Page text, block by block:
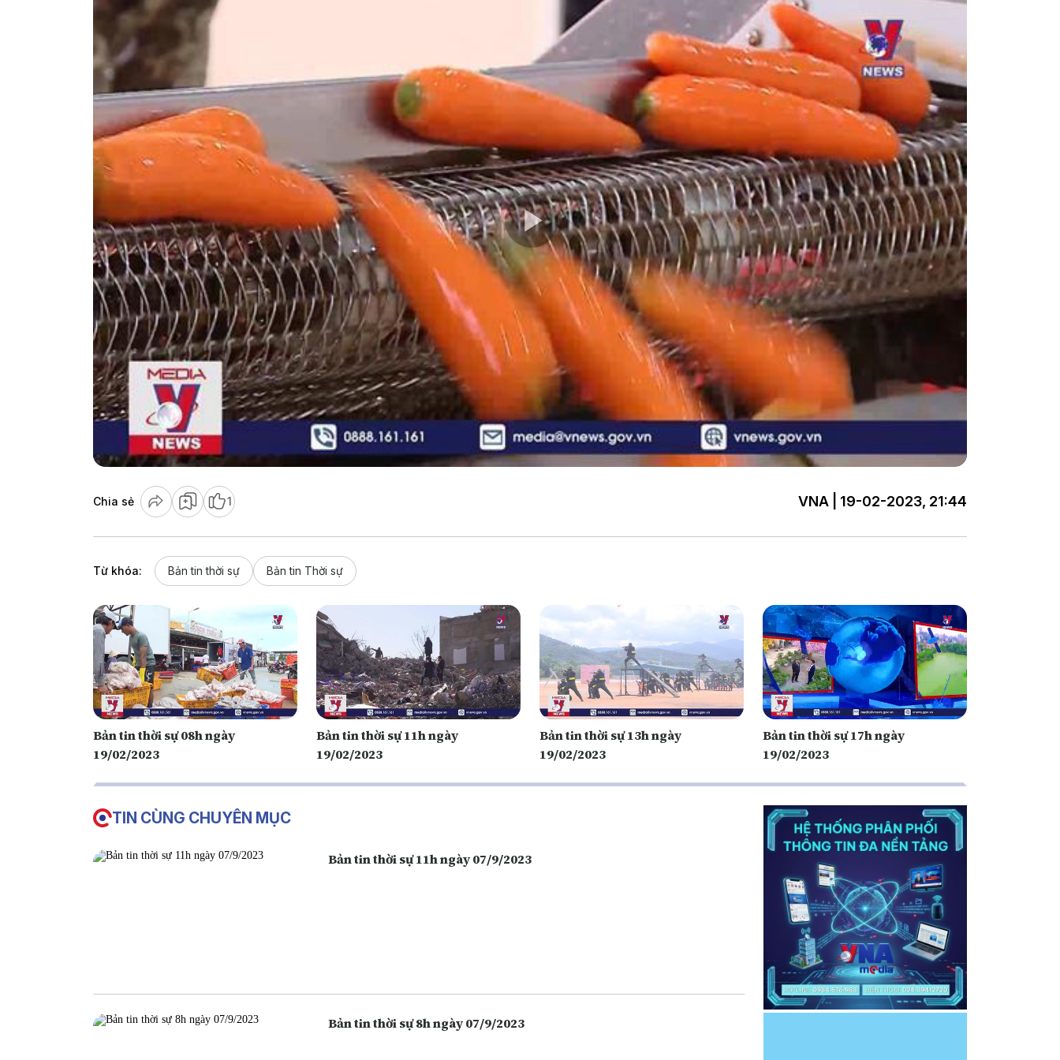
Play
Video
Chia sẻ 1 VNA | 19-02-2023, 21:44
Từ khóa: Bản tin thời sự Bản tin Thời sự
Bản tin thời sự 08h ngày
19/02/2023
Bản tin thời sự 11h ngày
19/02/2023
Bản tin thời sự 13h ngày
19/02/2023
Bản tin thời sự 17h ngày
19/02/2023
TIN CÙNG CHUYÊN MỤC
Bản tin thời sự 11h ngày 07/9/2023
Bản tin thời sự 8h ngày 07/9/2023